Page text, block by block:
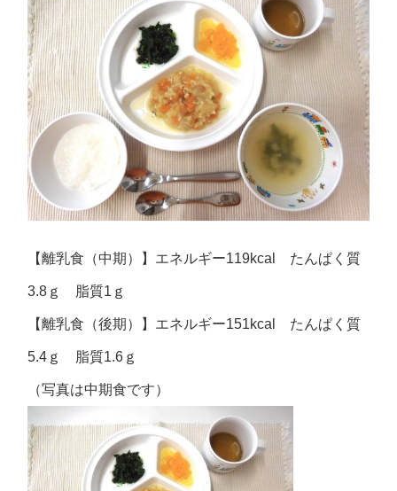
【離乳食（中期）】エネルギー119kcal たんぱく質
3.8ｇ 脂質1ｇ
【離乳食（後期）】エネルギー151kcal たんぱく質
5.4ｇ 脂質1.6ｇ
（写真は中期食です）